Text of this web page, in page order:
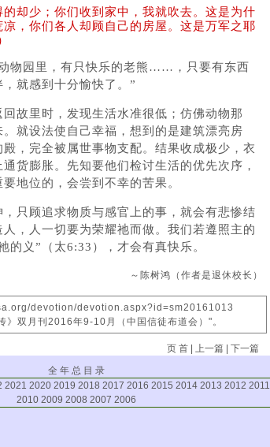
却少；你们收到家中，我就吹去。这是为什
，你们各人却顾自己的房屋。这是万军之耶
物园里，有只快乐的老熊……，只要有东西
就感到十分愉快了。”
回故里时，发现生活水准很低；仿佛动物那
就设法使自己幸福，想到的是建筑漂亮房
，完全被属世事物支配。结果收成极少，衣
货膨胀。先知要他们检讨生活的优先次序，
地位的，会尝到不幸的苦果。
只顾追求物质与感官上的事，就会有悲惨结
，人一切要为荣耀祂而做。我们若遵照主的
的义”（太6:33），才会有真快乐。
～陈树鸿（作者是退休校长）
devotion/devotion.aspx?id=sm20161013
》双月刊2016年9-10月（中国信徒布道会）"。
页 首 |上一篇 |下一篇
全 年 总 目 录
2021 2020 2019 2018 2017 2016 2015 2014 2013 2012 2011
2010 2009 2008 2007 2006